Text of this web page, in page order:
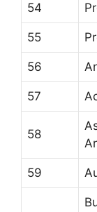
54
55
56
57
58
59